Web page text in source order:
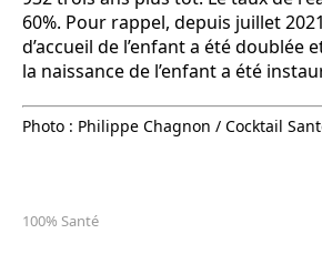
60%. Pour rappel, depuis juillet
d’accueil de l’enfant a été
la naissance de l’enfant a été
Photo : Philippe Chagnon / Cocktail
100% Santé